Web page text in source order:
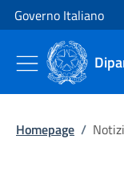
Vai al contenuto
Vai alla navigazione
Governo Italiano
Homepage /